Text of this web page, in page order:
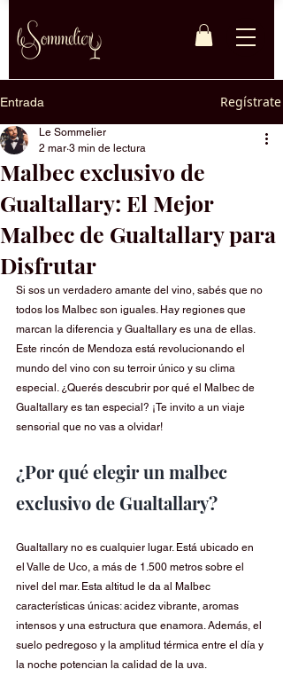
Entrada Regístrate
Malbec exclusivo de
Gualtallary: El Mejor
Malbec de Gualtallary para
Disfrutar
Le Sommelier
2 mar 3 min de lectura
Si sos un verdadero amante del vino, sabés que no
todos los Malbec son iguales. Hay regiones que
marcan la diferencia y Gualtallary es una de ellas.
Este rincón de Mendoza está revolucionando el
mundo del vino con su terroir único y su clima
especial. ¿Querés descubrir por qué el Malbec de
Gualtallary es tan especial? ¡Te invito a un viaje
sensorial que no vas a olvidar!
¿Por qué elegir un malbec
exclusivo de Gualtallary?
Gualtallary no es cualquier lugar. Está ubicado en
el Valle de Uco, a más de 1.500 metros sobre el
nivel del mar. Esta altitud le da al Malbec
características únicas: acidez vibrante, aromas
intensos y una estructura que enamora. Además, el
suelo pedregoso y la amplitud térmica entre el día y
la noche potencian la calidad de la uva.